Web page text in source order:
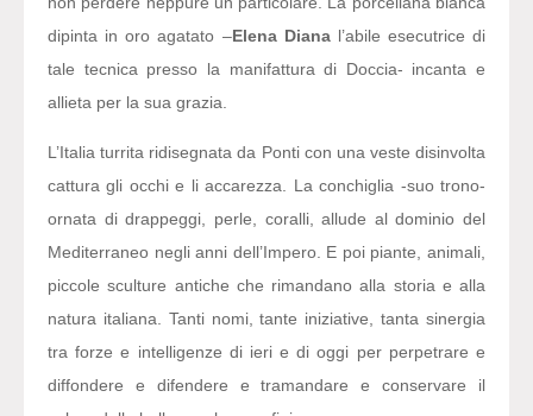
dipinta in oro agatato –Elena Dianal’abile esecutrice di
tale tecnica presso la manifattura di Doccia- incanta e
allieta per la sua grazia.
L’Italia turrita ridisegnata da Ponti con una veste disinvolta
cattura gli occhi e li accarezza. La conchiglia -suo trono-
ornata di drappeggi, perle, coralli, allude al dominio del
Mediterraneo negli anni dell’Impero. E poi piante, animali,
piccole sculture antiche che rimandano alla storia e alla
natura italiana. Tanti nomi, tante iniziative, tanta sinergia
tra forze e intelligenze di ieri e di oggi per perpetrare e
diffondere e difendere e tramandare e conservare il